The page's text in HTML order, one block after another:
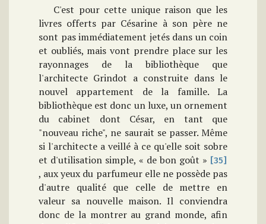
C'est pour cette unique raison que les
livres offerts par Césarine à son père ne
sont pas immédiatement jetés dans un coin
et oubliés, mais vont prendre place sur les
rayonnages de la bibliothèque que
l'architecte Grindot a construite dans le
nouvel appartement de la famille. La
bibliothèque est donc un luxe, un ornement
du cabinet dont César, en tant que
"nouveau riche", ne saurait se passer. Même
si l'architecte a veillé à ce qu'elle soit sobre
et d'utilisation simple, « de bon goût » [35]
, aux yeux du parfumeur elle ne possède pas
d'autre qualité que celle de mettre en
valeur sa nouvelle maison. Il conviendra
donc de la montrer au grand monde, afin